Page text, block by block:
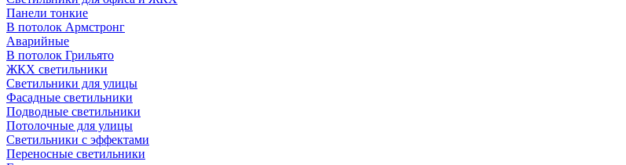
Панели тонкие
В потолок Армстронг
Аварийные
В потолок Грильято
ЖКХ светильники
Светильники для улицы
Фасадные светильники
Подводные светильники
Потолочные для улицы
Светильники с эффектами
Переносные светильники